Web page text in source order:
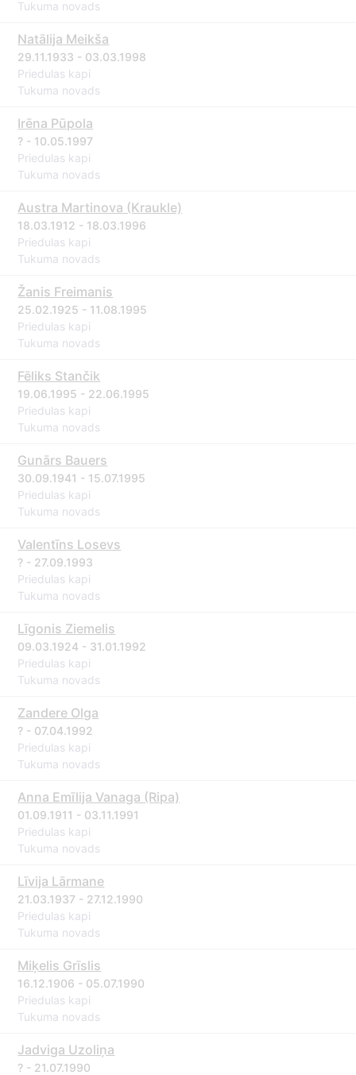
Tukuma novads
Natālija Meikša
29.11.1933 - 03.03.1998
Priedulas kapi
Tukuma novads
Irēna Pūpola
? - 10.05.1997
Priedulas kapi
Tukuma novads
Austra Martinova (Kraukle)
18.03.1912 - 18.03.1996
Priedulas kapi
Tukuma novads
Žanis Freimanis
25.02.1925 - 11.08.1995
Priedulas kapi
Tukuma novads
Fēliks Stančik
19.06.1995 - 22.06.1995
Priedulas kapi
Tukuma novads
Gunārs Bauers
30.09.1941 - 15.07.1995
Priedulas kapi
Tukuma novads
Valentīns Losevs
? - 27.09.1993
Priedulas kapi
Tukuma novads
Līgonis Ziemelis
09.03.1924 - 31.01.1992
Priedulas kapi
Tukuma novads
Zandere Olga
? - 07.04.1992
Priedulas kapi
Tukuma novads
Anna Emīlija Vanaga (Ripa)
01.09.1911 - 03.11.1991
Priedulas kapi
Tukuma novads
Līvija Lārmane
21.03.1937 - 27.12.1990
Priedulas kapi
Tukuma novads
Miķelis Grīslis
16.12.1906 - 05.07.1990
Priedulas kapi
Tukuma novads
Jadviga Uzoliņa
? - 21.07.1990